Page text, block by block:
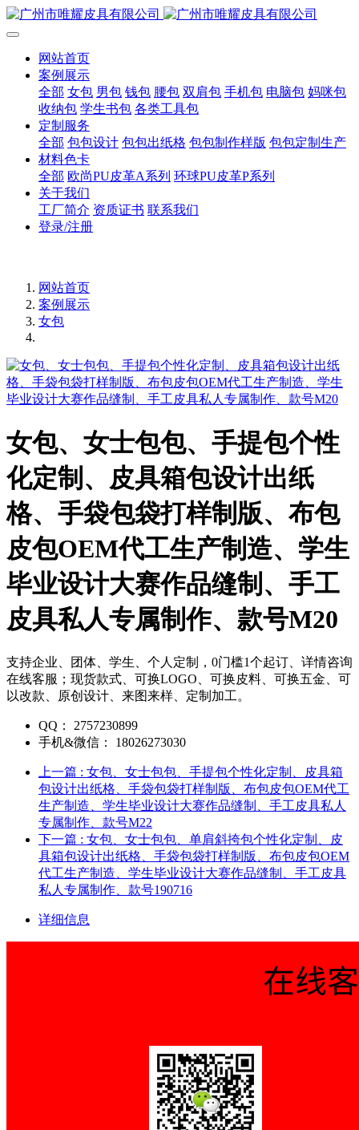
网站首页
案例展示
全部 女包 男包 钱包 腰包 双肩包 手机包 电脑包 妈咪包
收纳包 学生书包 各类工具包
定制服务
全部 包包设计 包包出纸格 包包制作样版 包包定制生产
材料色卡
全部 欧尚PU皮革A系列 环球PU皮革P系列
关于我们
工厂简介 资质证书 联系我们
登录/注册
网站首页
案例展示
女包
女包、女士包包、手提包个性
化定制、皮具箱包设计出纸
格、手袋包袋打样制版、布包
皮包OEM代工生产制造、学生
毕业设计大赛作品缝制、手工
皮具私人专属制作、款号M20
支持企业、团体、学生、个人定制，0门槛1个起订、详情咨询
在线客服；现货款式、可换LOGO、可换皮料、可换五金、可
以改款、原创设计、来图来样、定制加工。
QQ：
2757230899
手机&微信：
18026273030
上一篇 : 女包、女士包包、手提包个性化定制、皮具箱
包设计出纸格、手袋包袋打样制版、布包皮包OEM代工
生产制造、学生毕业设计大赛作品缝制、手工皮具私人
专属制作、款号M22
下一篇 : 女包、女士包包、单肩斜挎包个性化定制、皮
具箱包设计出纸格、手袋包袋打样制版、布包皮包OEM
代工生产制造、学生毕业设计大赛作品缝制、手工皮具
私人专属制作、款号190716
详细信息